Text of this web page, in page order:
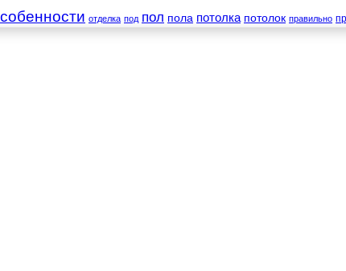
отделка под пол пола потолка потолок правильно